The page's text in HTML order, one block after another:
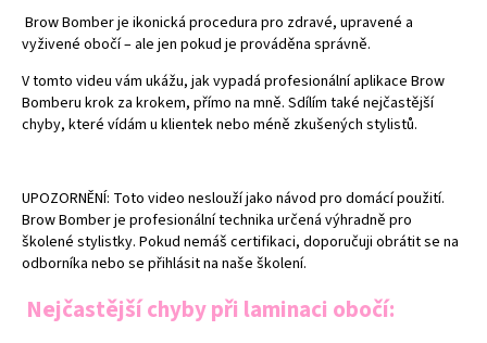
Brow Bomber je ikonická procedura pro zdravé, upravené a
vyživené obočí – ale jen pokud je prováděna správně.
V tomto videu vám ukážu, jak vypadá profesionální aplikace Brow
Bomberu krok za krokem, přímo na mně. Sdílím také nejčastější
chyby, které vídám u klientek nebo méně zkušených stylistů.
UPOZORNĚNÍ: Toto video neslouží jako návod pro domácí použití.
Brow Bomber je profesionální technika určená výhradně pro
školené stylistky. Pokud nemáš certifikaci, doporučuji obrátit se na
odborníka nebo se přihlásit na naše školení.
Nejčastější chyby při laminaci obočí: